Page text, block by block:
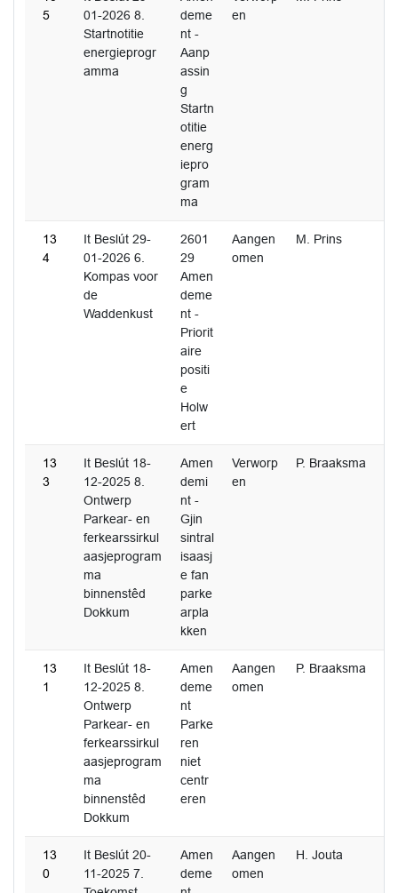
5
01-2026 8.
Startnotitie
energieprogr
amma
deme
nt -
Aanp
assin
g
Startn
otitie
energ
iepro
gram
ma
en
13
4
It Beslút 29-
01-2026 6.
Kompas voor
de
Waddenkust
2601
29
Amen
deme
nt -
Priorit
aire
positi
e
Holw
ert
Aangen
omen
M. Prins
13
3
It Beslút 18-
12-2025 8.
Ontwerp
Parkear- en
ferkearssirkul
aasjeprogram
ma
binnenstêd
Dokkum
Amen
demi
nt -
Gjin
sintral
isaasj
e fan
parke
arpla
kken
Verworp
en
P. Braaksma
13
1
It Beslút 18-
12-2025 8.
Ontwerp
Parkear- en
ferkearssirkul
aasjeprogram
ma
binnenstêd
Dokkum
Amen
deme
nt
Parke
ren
niet
centr
eren
Aangen
omen
P. Braaksma
13
0
It Beslút 20-
11-2025 7.
Amen
deme
Aangen
omen
H. Jouta